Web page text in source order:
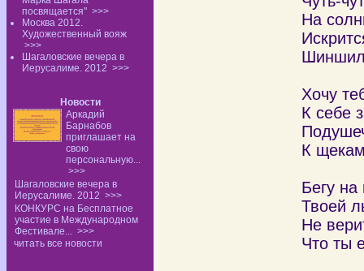
посвящается" >>>
Москва 2012.
Художественный вояж
>>>
Шагаловские вечера в
Иерусалиме. 2012 >>>
Новости
Аркадий
Барнабов
приглашает на
свою
персональную...
>>>
Шагаловские вечера в
Иерусалиме. 2012 >>>
КОНКУРС на Бесплатное
участие в Международном
Фестивале... >>>
читать все новости
На
Хочу
К себе
К
Бегу на
Твоей
Не
Что ты